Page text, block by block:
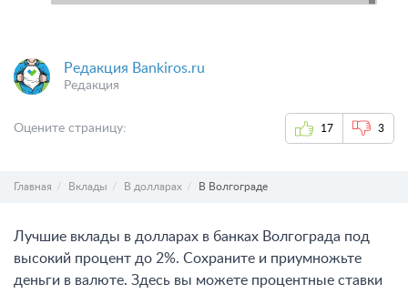
Редакция Bankiros.ru
Редакция
Оцените страницу: 17 3
Главная Вклады В долларах В Волгограде
Лучшие вклады в долларах в банках Волгограда под
высокий процент до 2%. Сохраните и приумножьте
деньги в валюте. Здесь вы можете процентные ставки